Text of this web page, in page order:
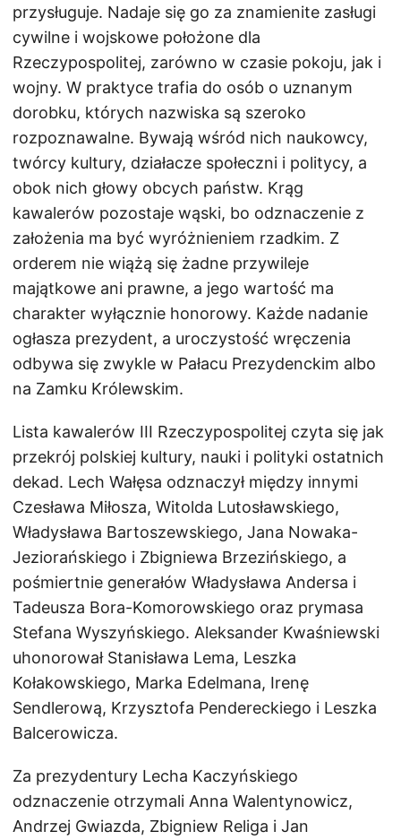
przysługuje. Nadaje się go za znamienite zasługi
cywilne i wojskowe położone dla
Rzeczypospolitej, zarówno w czasie pokoju, jak i
wojny. W praktyce trafia do osób o uznanym
dorobku, których nazwiska są szeroko
rozpoznawalne. Bywają wśród nich naukowcy,
twórcy kultury, działacze społeczni i politycy, a
obok nich głowy obcych państw. Krąg
kawalerów pozostaje wąski, bo odznaczenie z
założenia ma być wyróżnieniem rzadkim. Z
orderem nie wiążą się żadne przywileje
majątkowe ani prawne, a jego wartość ma
charakter wyłącznie honorowy. Każde nadanie
ogłasza prezydent, a uroczystość wręczenia
odbywa się zwykle w Pałacu Prezydenckim albo
na Zamku Królewskim.
Lista kawalerów III Rzeczypospolitej czyta się jak
przekrój polskiej kultury, nauki i polityki ostatnich
dekad. Lech Wałęsa odznaczył między innymi
Czesława Miłosza, Witolda Lutosławskiego,
Władysława Bartoszewskiego, Jana Nowaka-
Jeziorańskiego i Zbigniewa Brzezińskiego, a
pośmiertnie generałów Władysława Andersa i
Tadeusza Bora-Komorowskiego oraz prymasa
Stefana Wyszyńskiego. Aleksander Kwaśniewski
uhonorował Stanisława Lema, Leszka
Kołakowskiego, Marka Edelmana, Irenę
Sendlerową, Krzysztofa Pendereckiego i Leszka
Balcerowicza.
Za prezydentury Lecha Kaczyńskiego
odznaczenie otrzymali Anna Walentynowicz,
Andrzej Gwiazda, Zbigniew Religa i Jan